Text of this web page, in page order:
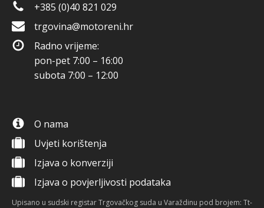
+385 (0)40 821 029
trgovina@motoreni.hr
Radno vrijeme:
pon-pet 7:00 – 16:00
subota 7:00 – 12:00
O nama
Uvjeti korištenja
Izjava o konverziji
Izjava o povjerljivosti podataka
Upisano u sudski registar Trgovačkog suda u Varaždinu pod brojem: Tt-